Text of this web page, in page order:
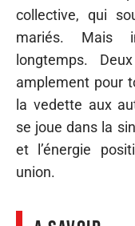
collective, qui
mariés. Mais
longtemps.
amplement pour
la vedette aux
se joue dans la
et l’énergie
union.